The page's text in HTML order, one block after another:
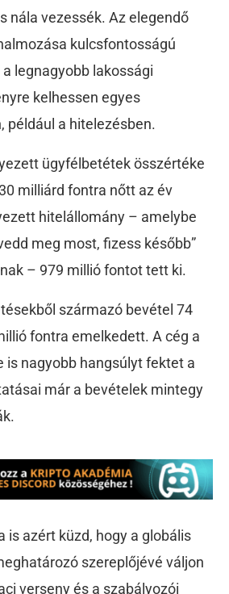
nála vezessék. Az elegendő
kulcsfontosságú
a legnagyobb lakossági
kelhessen egyes
például a hitelezésben.
ügyfélbetétek összértéke
milliárd fontra nőtt az év
hitelállomány – amelybe
meg most, fizess később”
– 979 millió fontot tett ki.
származó bevétel 74
fontra emelkedett. A cég a
is nagyobb hangsúlyt fektet a
már a bevételek mintegy
is azért küzd, hogy a globális
szereplőjévé váljon
verseny és a szabályozói